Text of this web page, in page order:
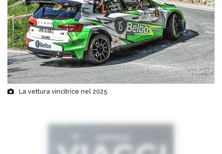
La vettura vincitrice nel 2025